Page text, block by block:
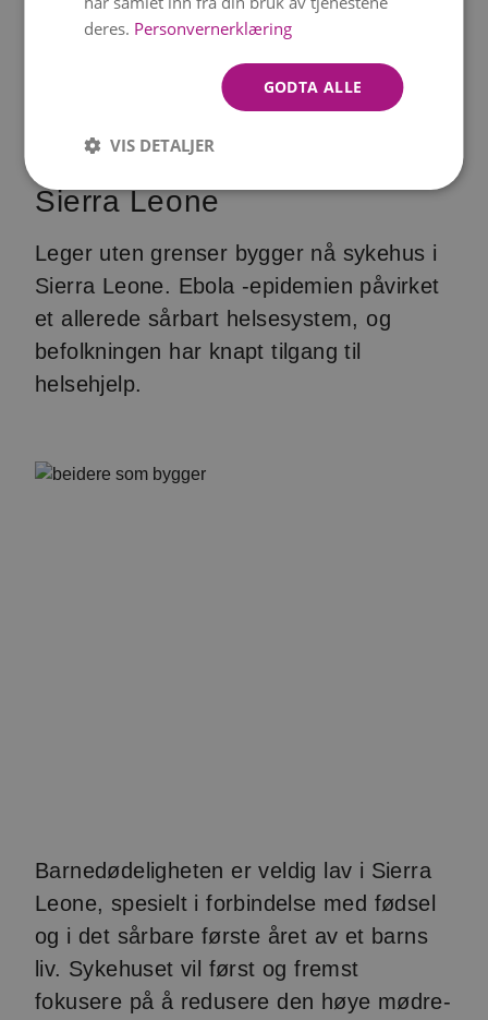
Livsnødvendig helsehjelp i
Sierra Leone
Leger uten grenser bygger nå sykehus i
Sierra Leone. Ebola -epidemien påvirket
et allerede sårbart helsesystem, og
befolkningen har knapt tilgang til
helsehjelp.
Barnedødeligheten er veldig lav i Sierra
Leone, spesielt i forbindelse med fødsel
og i det sårbare første året av et barns
liv. Sykehuset vil først og fremst
fokusere på å redusere den høye mødre-
deres. Personvernerklæring
GODTA ALLE
VIS DETALJER